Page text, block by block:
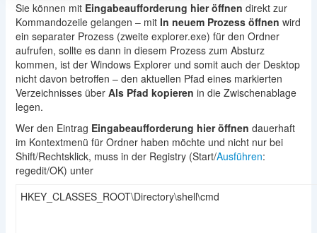
Sie können mit Eingabeaufforderung hier öffnen direkt zur
Kommandozeile gelangen – mit In neuem Prozess öffnen wird
ein separater Prozess (zweite explorer.exe) für den Ordner
aufrufen, sollte es dann in diesem Prozess zum Absturz
kommen, ist der Windows Explorer und somit auch der Desktop
nicht davon betroffen – den aktuellen Pfad eines markierten
Verzeichnisses über Als Pfad kopieren in die Zwischenablage
legen.
Wer den Eintrag Eingabeaufforderung hier öffnen dauerhaft
im Kontextmenü für Ordner haben möchte und nicht nur bei
Shift/Rechtsklick, muss in der Registry (Start/Ausführen:
regedit/OK) unter
HKEY_CLASSES_ROOT\Directory\shell\cmd